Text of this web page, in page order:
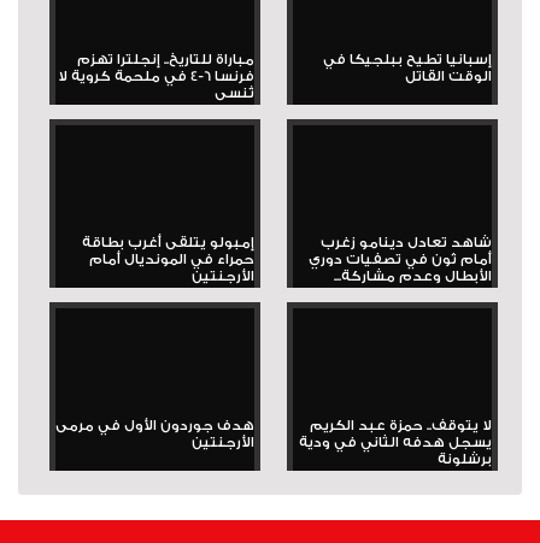
إسبانيا تطيح ببلجيكا في
الوقت القاتل
مباراة للتاريخ.. إنجلترا تهزم
فرنسا 6-4 في ملحمة كروية لا
تُنسى
شاهد تعادل دينامو زغرب
أمام ثون في تصفيات دوري
الأبطال وعدم مشاركة...
إمبولو يتلقى أغرب بطاقة
حمراء في المونديال أمام
الأرجنتين
لا يتوقف.. حمزة عبد الكريم
يسجل هدفه الثاني في ودية
برشلونة
هدف جوردون الأول في مرمى
الأرجنتين